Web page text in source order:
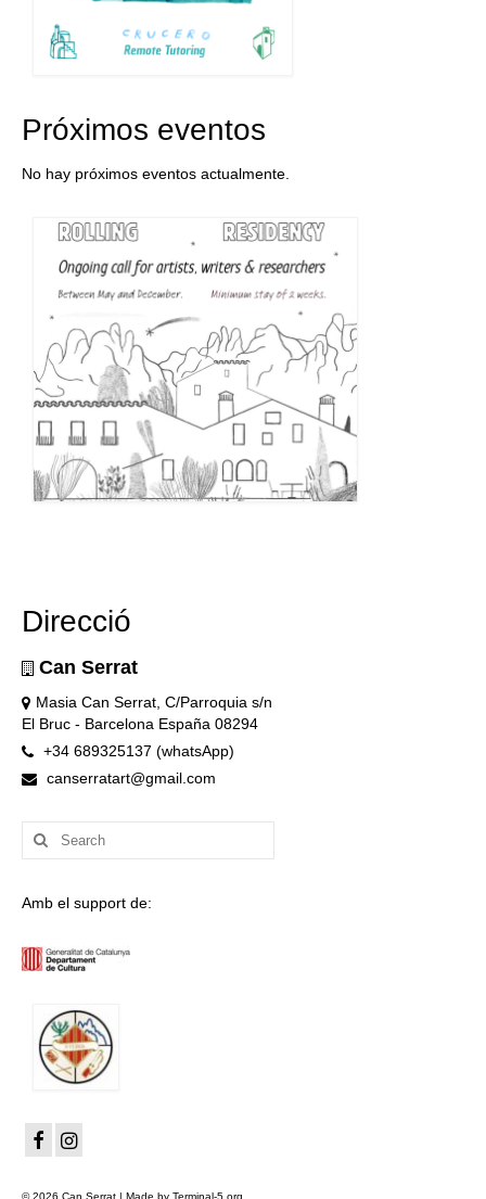
Próximos eventos
No hay próximos eventos actualmente.
Direcció
Can Serrat
Masia Can Serrat, C/Parroquia s/n
El Bruc - Barcelona España 08294
+34 689325137 (whatsApp)
canserratart@gmail.com
Search
for:
Amb el support de:
© 2026 Can Serrat | Made by Terminal-5.org